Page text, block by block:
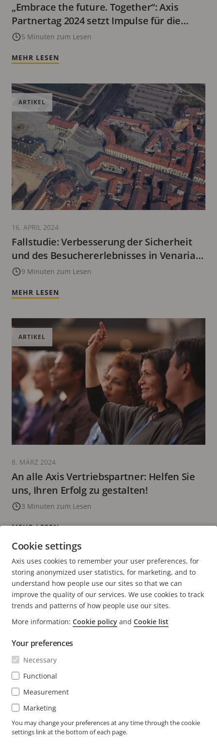
„Embrace the future. Together“: Axis
Partnertag 2024 setzt Impulse für die
Trends der Zukunft
5 Minuten zum Lesen
MEHR LESEN
Fallstudie: Verbesserung der Sicherheit
und des Besuchererlebnisses in Venaria
Reale durch Hybridlösungen
9 Minuten zum Lesen
ARTIKEL
16. APRIL 2024
MEHR LESEN
An alle Axis Vertriebspartner: Helfen Sie
uns, Ihren Erfolg zu gestalten!
3 Minuten zum Lesen
ARTIKEL
8. MÄRZ 2024
MEHR LESEN
AKTUELLE
SEITE
1 PAGE
2
NÄCHSTE
SEITE
>
Kontaktieren Sie uns
Experience Center
NEWS & STORYS
Life at Axis
Engineering at Axis
ABONNIEREN
Newsletter abonnieren
Abonnieren Sie die E-Mails mit
Sicherheitsbenachrichtigungen von Axis
GERMANY / DEUTSCH NEWSROOM
Cookie settings
Axis uses cookies to remember your user preferences, for
storing anonymized user statistics, for marketing, and to
understand how people use our sites so that we can
improve the quality of our services. We use cookies to track
trends and patterns of how people use our sites.
More information: Cookie policy and Cookie list
Your preferences
Necessary
Functional
Measurement
Marketing
You may change your preferences at any time through the cookie
settings link at the bottom of each page.